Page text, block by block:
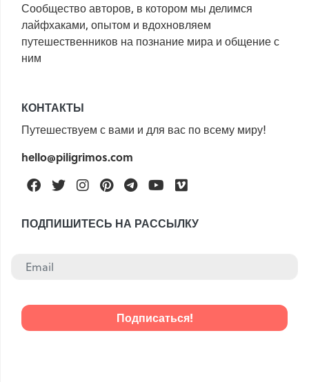
Сообщество авторов, в котором мы делимся
лайфхаками, опытом и вдохновляем
путешественников на познание мира и общение с
ним
КОНТАКТЫ
Путешествуем с вами и для вас по всему миру!
hello@piligrimos.com
FacebookTwitterInstagramPinterestTelegramYoutube
ПОДПИШИТЕСЬ НА РАССЫЛКУ